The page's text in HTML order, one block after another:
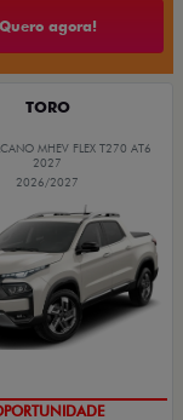
Quero agora!
TORO
MHEV FLEX T270 AT6
2027
2026/2027